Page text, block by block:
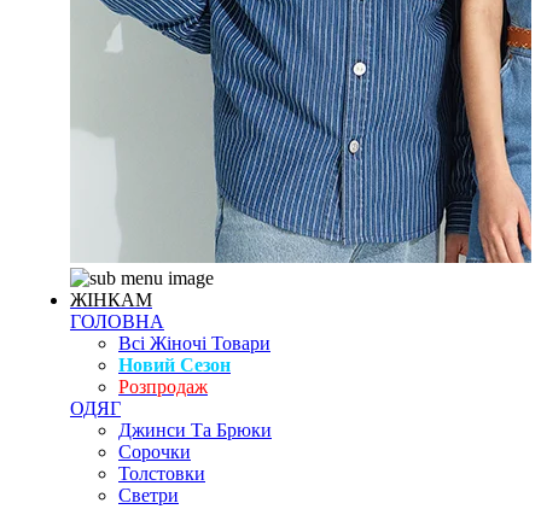
ЖІНКАМ
ГОЛОВНА
Всі Жіночі Товари
Новий Сезон
Розпродаж
ОДЯГ
Джинси Та Брюки
Сорочки
Толстовки
Светри